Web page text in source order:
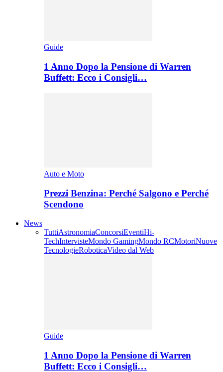
Guide
1 Anno Dopo la Pensione di Warren
Buffett: Ecco i Consigli…
Auto e Moto
Prezzi Benzina: Perché Salgono e Perché
Scendono
News
TuttiAstronomiaConcorsiEventiHi-
TechIntervisteMondo GamingMondo RCMotoriNuove
TecnologieRoboticaVideo dal Web
Guide
1 Anno Dopo la Pensione di Warren
Buffett: Ecco i Consigli…